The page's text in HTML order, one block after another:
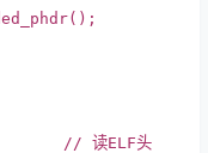
&&
// 读ELF头